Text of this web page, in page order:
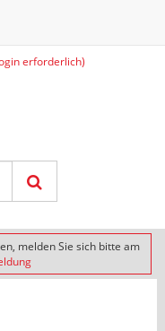
erforderlich)
melden Sie sich bitte am